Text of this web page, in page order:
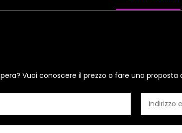
Vuoi conoscere il prezzo o fare una